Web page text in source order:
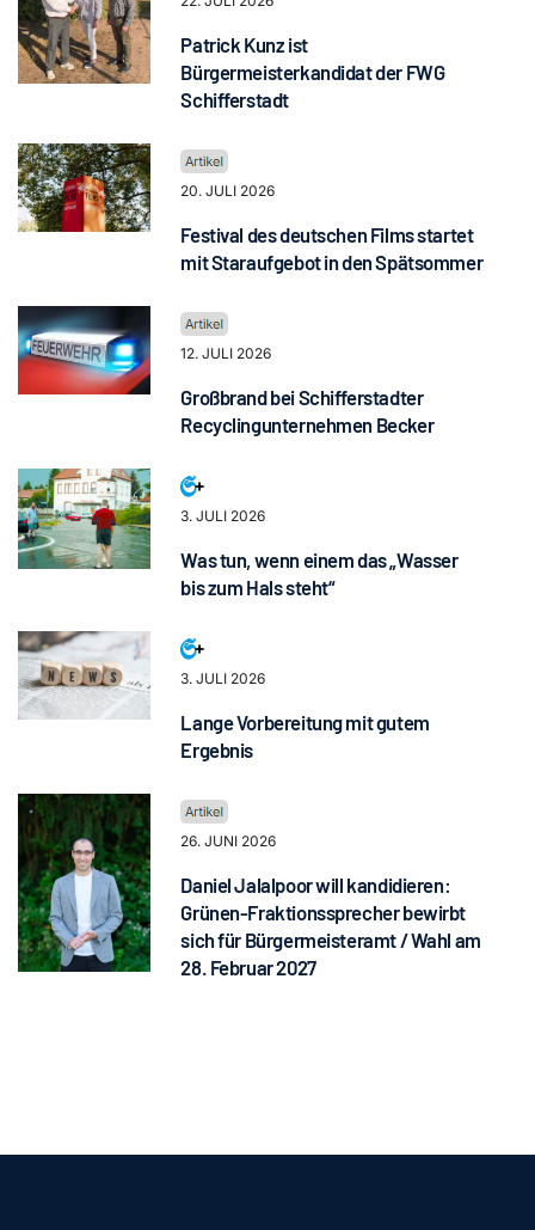
Patrick Kunz ist
Bürgermeisterkandidat der FWG
Schifferstadt
20. JULI 2026
Festival des deutschen Films startet
mit Staraufgebot in den Spätsommer
12. JULI 2026
Großbrand bei Schifferstadter
Recyclingunternehmen Becker
3. JULI 2026
Was tun, wenn einem das „Wasser
bis zum Hals steht“
3. JULI 2026
Lange Vorbereitung mit gutem
Ergebnis
26. JUNI 2026
Daniel Jalalpoor will kandidieren:
Grünen-Fraktionssprecher bewirbt
sich für Bürgermeisteramt / Wahl am
28. Februar 2027